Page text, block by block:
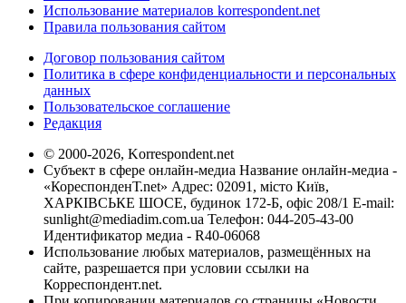
Использование материалов korrespondent.net
Правила пользования сайтом
Договор пользования сайтом
Политика в сфере конфиденциальности и персональных
данных
Пользовательское соглашение
Редакция
© 2000-2026, Korrespondent.net
Субъект в сфере онлайн-медиа Название онлайн-медиа -
«КореспонденТ.net» Адрес: 02091, місто Київ,
ХАРКІВСЬКЕ ШОСЕ, будинок 172-Б, офіс 208/1 E-mail:
sunlight@mediadim.com.ua Телефон: 044-205-43-00
Идентификатор медиа - R40-06068
Использование любых материалов, размещённых на
сайте, разрешается при условии ссылки на
Корреспондент.net.